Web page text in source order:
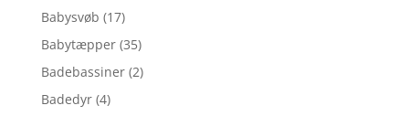
Babysvøb (17)
Babytæpper (35)
Badebassiner (2)
Badedyr (4)